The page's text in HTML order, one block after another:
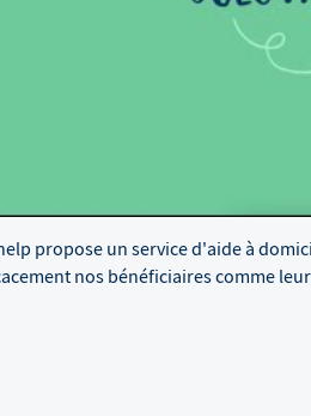
propose un service d'aide à
nos bénéficiaires comme